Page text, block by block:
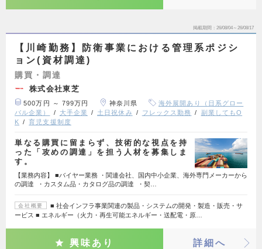
掲載期間 26/08/04～26/08/17
【川崎勤務】防衛事業における管理系ポジシ
ョン(資材調達)
購買・調達
株式会社東芝
500万円 ～ 799万円 神奈川県
海外展開あり（日系グロー
バル企業）
大手企業 土日祝休み フレックス勤務
副業してもO
K
育児支援制度
単なる購買に留まらず、技術的な視点を持
った「攻めの調達」を担う人材を募集しま
す。
【業務内容】 ■バイヤー業務 ・関連会社、国内中小企業、海外専門メーカーから
の調達 ・カスタム品・カタログ品の調達 ・契…
会社概要
■ 社会インフラ事業関連の製品・システムの開発・製造・販売・サ
ービス ■ エネルギー（火力・再生可能エネルギー・送配電・原…
興味あり 詳細へ